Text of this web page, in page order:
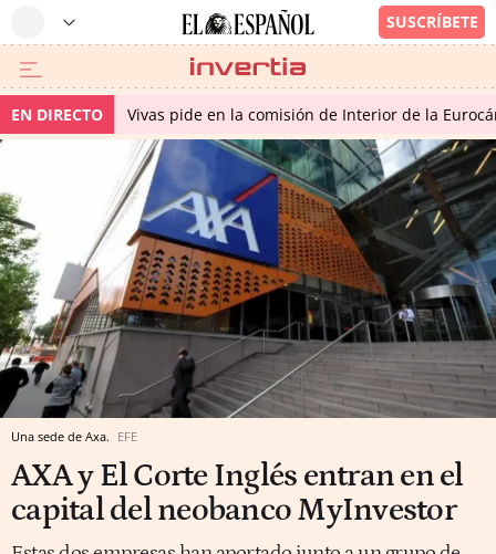
EN DIRECTO Vivas pide en la comisión de Interior de la
Una sede de Axa. EFE
AXA y El Corte Inglés entran en el
capital del neobanco MyInvestor